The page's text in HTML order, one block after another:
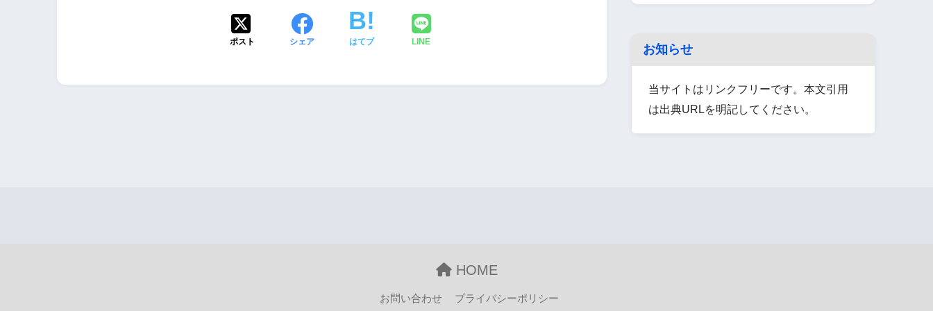
ポスト シェア はてブ LINE
お知らせ
当サイトはリンクフリーです。本文引用
は出典URLを明記してください。
HOME
お問い合わせ プライバシーポリシー